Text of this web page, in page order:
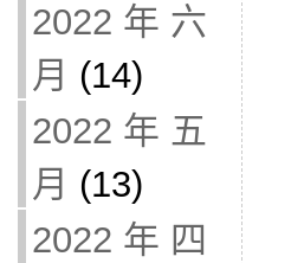
2022 年 六
月 (14)
2022 年 五
月 (13)
2022 年 四